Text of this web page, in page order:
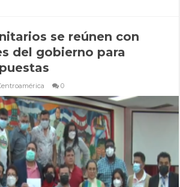
se reúnen con
del gobierno para
0